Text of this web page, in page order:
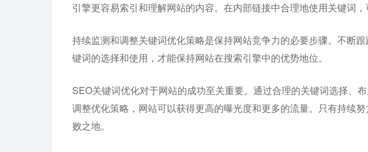
引擎更容易索引和理解网站的内容。在内部链接中合理地使用关键词，
持续监测和调整关键词优化策略是保持网站竞争力的必要步骤。不断
键词的选择和使用，才能保持网站在搜索引擎中的优势地位。
SEO关键词优化对于网站的成功至关重要。通过合理的关键词选择、
调整优化策略，网站可以获得更高的曝光度和更多的流量。只有持续
败之地。